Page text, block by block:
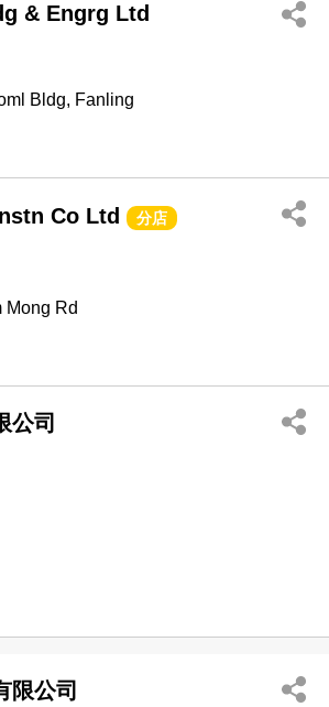
& Engrg Ltd
Bldg, Fanling
Co Ltd 分店
Mong Rd
公司
限公司